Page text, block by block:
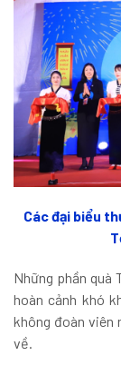
Các đại biểu
Những phần quà
hoàn cảnh khó
không đoàn viên
về.